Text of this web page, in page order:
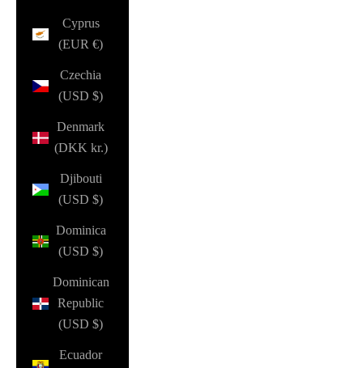
Cyprus
(EUR €)
Czechia
(USD $)
Denmark
(DKK kr.)
Djibouti
(USD $)
Dominica
(USD $)
Dominican
Republic
(USD $)
Ecuador